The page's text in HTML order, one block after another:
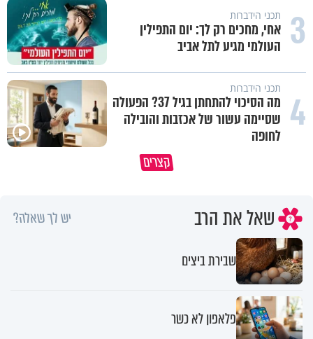
3 תכני הידברות
אחי, מחכים רק לך: יום התפילין
העולמי מגיע לתל אביב
4 תכני הידברות
מה הסיכוי להתחתן בגיל 37? הפעולה
שסיימה עשור של אכזבות והובילה
לחופה
קצרים
באיזה אופן ומתי מותר לכבות אש
שאל את הרב יש לך שאלה?
שבירת ביצים
פלאפון לא כשר